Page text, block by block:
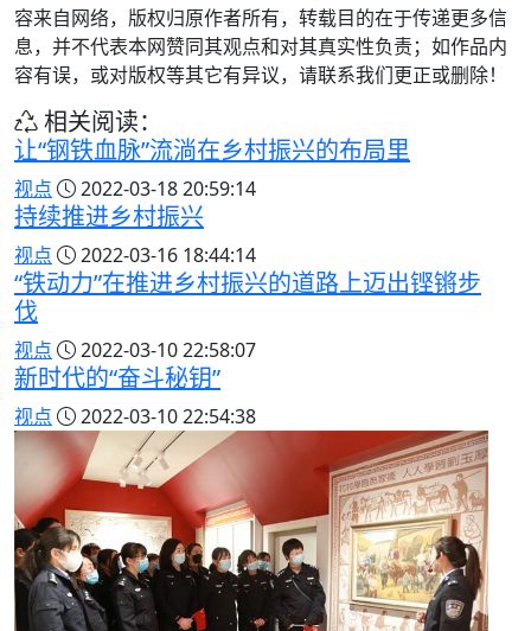
容来自网络，版权归原作者所有，转载目的在于传递更多信
息，并不代表本网赞同其观点和对其真实性负责；如作品内
容有误，或对版权等其它有异议，请联系我们更正或删除！
相关阅读：
让“钢铁血脉”流淌在乡村振兴的布局里
视点 2022-03-18 20:59:14
持续推进乡村振兴
视点 2022-03-16 18:44:14
“铁动力”在推进乡村振兴的道路上迈出铿锵步
伐
视点 2022-03-10 22:58:07
新时代的“奋斗秘钥”
视点 2022-03-10 22:54:38